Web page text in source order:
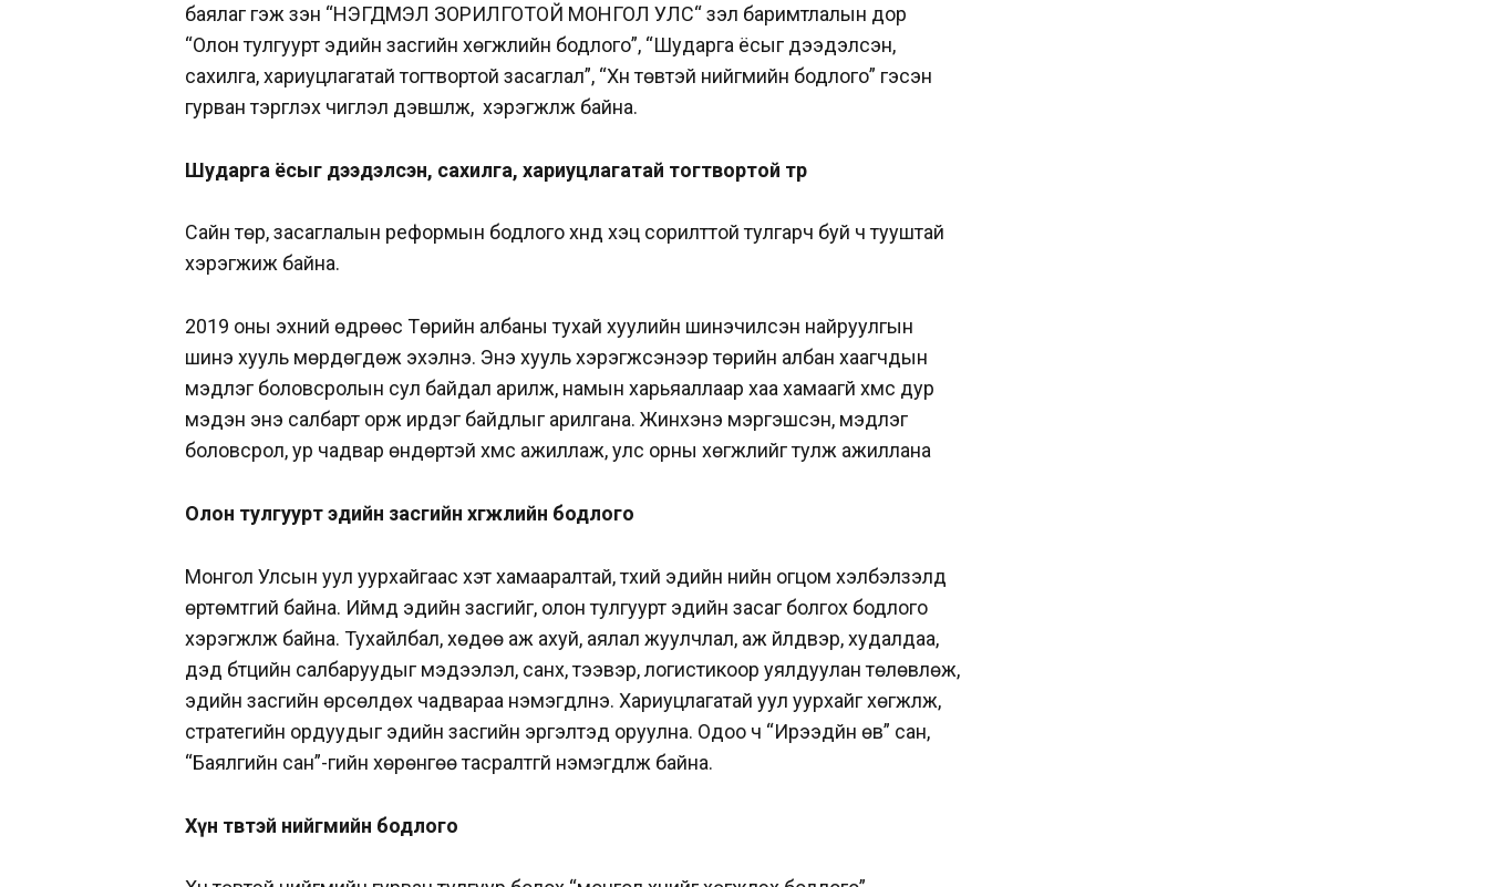
баялаг гэж үзэн “НЭГДМЭЛ ЗОРИЛГОТОЙ МОНГОЛ УЛС“ үзэл баримтлалын дор
“Олон тулгуурт эдийн засгийн хөгжлийн бодлого”, “Шударга ёсыг дээдэлсэн,
сахилга, хариуцлагатай тогтвортой засаглал”, “Хүн төвтэй нийгмийн бодлого” гэсэн
гурван тэргүүлэх чиглэл дэвшүүлж, хэрэгжүүлж байна.
Шударга ёсыг дээдэлсэн, сахилга, хариуцлагатай тогтвортой төр
Сайн төр, засаглалын реформын бодлого хүнд хэцүү сорилттой тулгарч буй ч тууштай
хэрэгжиж байна.
2019 оны эхний өдрөөс Төрийн албаны тухай хуулийн шинэчилсэн найруулгын
шинэ хууль мөрдөгдөж эхэлнэ. Энэ хууль хэрэгжсэнээр төрийн албан хаагчдын
мэдлэг боловсролын сул байдал арилж, намын харьяаллаар хаа хамаагүй хүмүүс дур
мэдэн энэ салбарт орж ирдэг байдлыг арилгана. Жинхэнэ мэргэшсэн, мэдлэг
боловсрол, ур чадвар өндөртэй хүмүүс ажиллаж, улс орны хөгжлийг тулж ажиллана
Олон тулгуурт эдийн засгийн хөгжлийн бодлого
Монгол Улсын уул уурхайгаас хэт хамааралтай, түүхий эдийн үнийн огцом хэлбэлзэлд
өртөмтгий байна. Иймд эдийн засгийг, олон тулгуурт эдийн засаг болгох бодлого
хэрэгжүүлж байна. Тухайлбал, хөдөө аж ахуй, аялал жуулчлал, аж үйлдвэр, худалдаа,
дэд бүтцийн салбаруудыг мэдээлэл, санхүү, тээвэр, логистикоор уялдуулан төлөвлөж,
эдийн засгийн өрсөлдөх чадвараа нэмэгдүүлнэ. Хариуцлагатай уул уурхайг хөгжүүлж,
стратегийн ордуудыг эдийн засгийн эргэлтэд оруулна. Одоо ч “Ирээдүйн өв” сан,
“Баялгийн сан”-гийн хөрөнгөө тасралтгүй нэмэгдүүлж байна.
Хүн төвтэй нийгмийн бодлого